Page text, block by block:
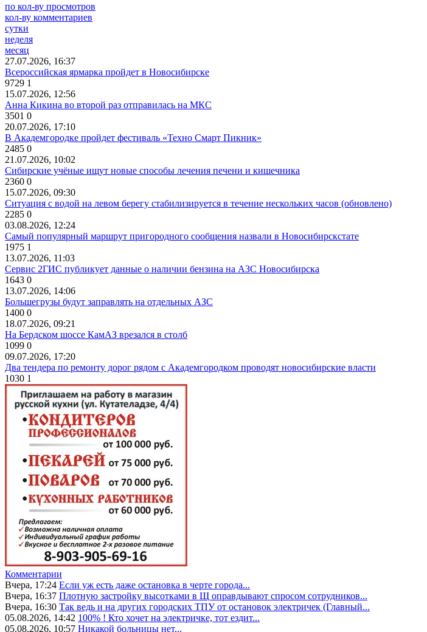
по кол-ву просмотров
кол-ву комментариев
сутки
неделя
месяц
27.07.2026, 16:37
Всероссийская ярмарка пройдет в Новосибирске
9729 1
15.07.2026, 12:56
Анна Кикина во второй раз отправилась на МКС
3501 0
20.07.2026, 17:10
В Академгородке пройдет фестиваль «Техно Смарт Пикник»
2485 0
21.07.2026, 10:02
Сибирские учёные ищут новые способы лечения печени и кишечника
2360 0
15.07.2026, 09:30
Ситуация с водой на левом берегу стабилизируется в течение нескольких часов (обновлено)
2285 0
03.08.2026, 12:24
Самый популярный маршрут пригородного сообщения назвали в Новосибирскстате
1975 1
13.07.2026, 11:03
Сервис 2ГИС публикует данные о наличии бензина на АЗС Новосибирска
1643 0
13.07.2026, 14:06
Большегрузы будут заправлять на отдельных АЗС
1400 0
18.07.2026, 09:21
На Бердском шоссе КамАЗ врезался в столб
1099 0
09.07.2026, 17:20
Два тендера по ремонту дорог рядом с Академгородком проводят новосибирские власти
1030 1
Комментарии
Вчера, 17:24 Если уж есть даже остановка в черте города...
Вчера, 16:37 Плотную застройку высотками в Щ оправдывают спросом сотрудников...
Вчера, 16:30 Так ведь и на других городских ТПУ от остановок электричек (Главный...
05.08.2026, 14:42 100% ! Кто хочет на электричке, тот ездит...
05.08.2026, 10:57 Никакой больницы нет...